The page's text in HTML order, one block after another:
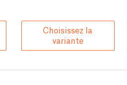
Choisissez la
variante